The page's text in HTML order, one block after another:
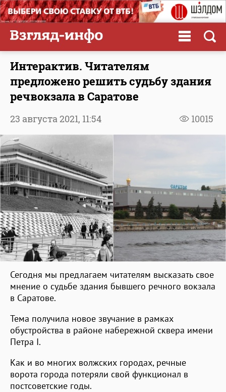
Интерактив. Читателям
предложено решить судьбу здания
речвокзала в Саратове
10015
23 августа 2021, 11:54
Сегодня мы предлагаем читателям высказать свое
мнение о судьбе здания бывшего речного вокзала
в Саратове.
Тема получила новое звучание в рамках
обустройства в районе набережной сквера имени
Петра I.
Как и во многих волжских городах, речные
ворота города потеряли свой функционал в
постсоветские годы.